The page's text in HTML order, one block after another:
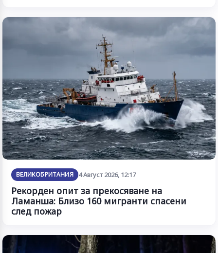
ВЕЛИКОБРИТАНИЯ 4 Август 2026, 12:17
Рекорден опит за прекосяване на
Ламанша: Близо 160 мигранти спасени
след пожар